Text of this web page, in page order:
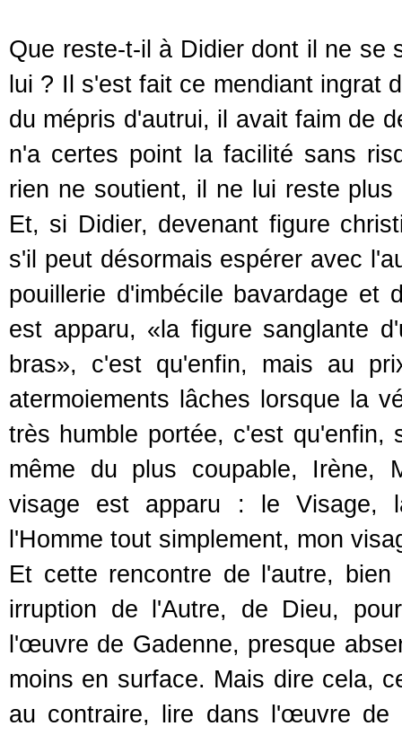
Que reste-t-il à Didier dont il ne se
lui ? Il s'est fait ce mendiant ingrat
du mépris d'autrui, il avait faim de
n'a certes point la facilité sans
rien ne soutient, il ne lui reste
Et, si Didier, devenant figure
s'il peut désormais espérer avec
pouillerie d'imbécile bavardage et
est apparu, «la figure sanglante
bras», c'est qu'enfin, mais au
atermoiements lâches lorsque la
très humble portée, c'est
même du plus coupable, Irène,
visage est apparu : le Visage,
l'Homme tout simplement, mon
Et cette rencontre de l'autre,
irruption de l'Autre, de Dieu,
l'œuvre de Gadenne, presque
moins en surface. Mais dire cela,
au contraire, lire dans l'œuvre de